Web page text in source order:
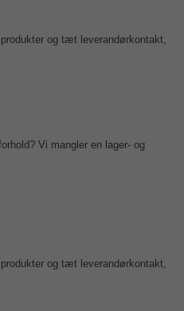
og tæt leverandørkontakt,
Vi mangler en lager- og
og tæt leverandørkontakt,